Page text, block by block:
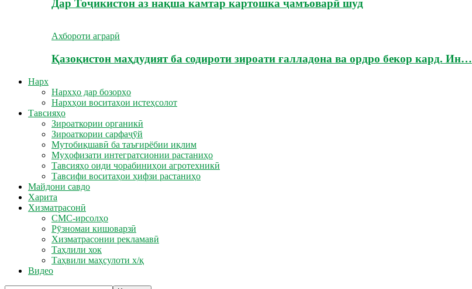
Дар Тоҷикистон аз нақша камтар картошка ҷамъоварӣ шуд
Ахбороти аграрӣ
Қазоқистон маҳдудият ба содироти зироати ғалладона ва ордро бекор кард. Ин…
Нарх
Нархҳо дар бозорҳо
Нархҳои воситаҳои истеҳсолот
Тавсияҳо
Зироаткории органикӣ
Зироаткории сарфаҷӯй
Мутобиқшавӣ ба таъғирёбии иқлим
Муҳофизати интегратсионии растаниҳо
Тавсияҳо оиди чорабиниҳои агротехникӣ
Тавсифи воситаҳои ҳифзи растаниҳо
Майдони савдо
Харита
Хизматрасонӣ
СМС-ирсолҳо
Рӯзномаи кишоварзӣ
Хизматрасонии рекламавӣ
Таҳлили хок
Таҳвили маҳсулоти х/қ
Видео